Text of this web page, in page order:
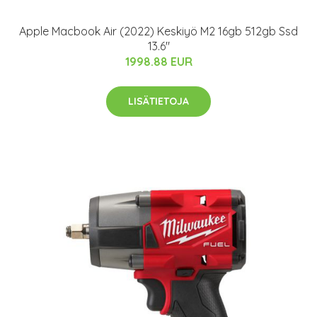
Apple Macbook Air (2022) Keskiyö M2 16gb 512gb Ssd
13.6"
1998.88 EUR
LISÄTIETOJA